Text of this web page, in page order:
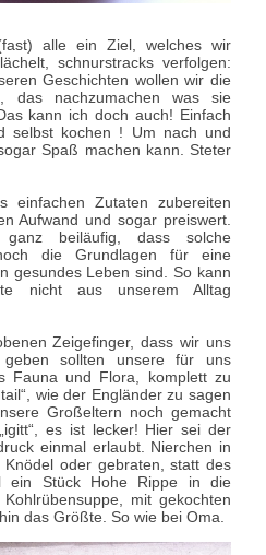
alle ein Ziel, welches wir
schnurstracks verfolgen:
Geschichten wollen wir die
das nachzumachen was sie
kann ich doch auch! Einfach
selbst kochen !
Um nach und
Spaß machen kann. Steter
einfachen Zutaten zubereiten
Aufwand und sogar preiswert.
beiläufig, dass solche
die Grundlagen für eine
gesundes Leben sind
So kann
nicht aus unserem Alltag
Zeigefinger, dass wir uns
sollten unsere für uns
Fauna und Flora, komplett zu
wie der Engländer zu sagen
Großeltern noch gemacht
es ist lecker! Hier sei der
einmal erlaubt. Nierchen in
oder gebraten, statt des
ein Stück Hohe Rippe in die
mit gekochten
das Größte. So wie bei Oma.